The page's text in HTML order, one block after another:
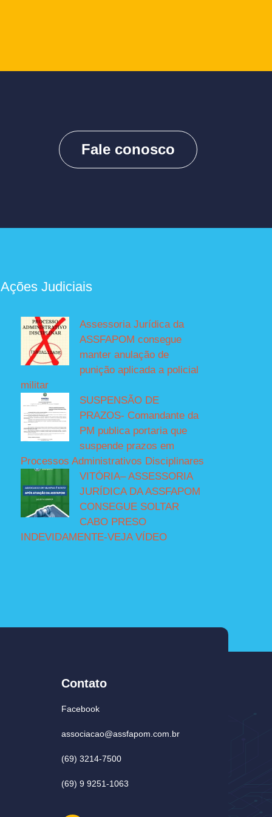
Fale conosco
Judiciais
Assessoria Jurídica da
ASSFAPOM consegue
manter anulação de
punição aplicada a policial
militar
SUSPENSÃO DE
PRAZOS- Comandante da
PM publica portaria que
suspende prazos em
Processos Administrativos Disciplinares
VITÓRIA– ASSESSORIA
JURÍDICA DA ASSFAPOM
CONSEGUE SOLTAR
CABO PRESO
INDEVIDAMENTE-VEJA VÍDEO
Contato
Facebook
associacao@assfapom.com.br
(69) 3214-7500
(69) 9 9251-1063